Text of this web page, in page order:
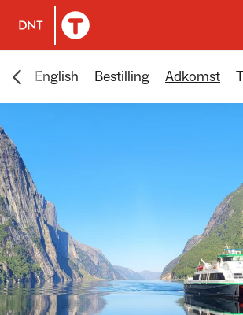
Til DNT.no forside
Scroll menyen mot venstre
English Bestilling Adkomst